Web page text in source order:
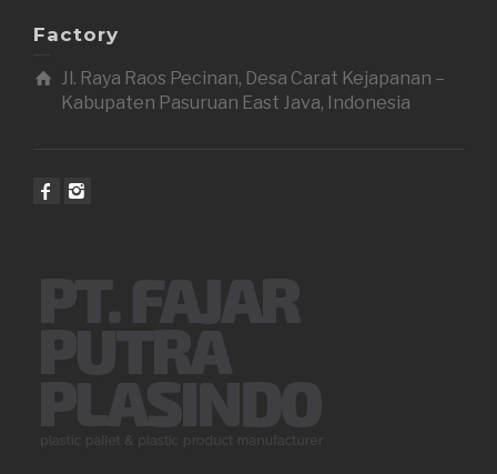
Factory
Jl. Raya Raos Pecinan, Desa Carat Kejapanan –
Kabupaten Pasuruan East Java, Indonesia